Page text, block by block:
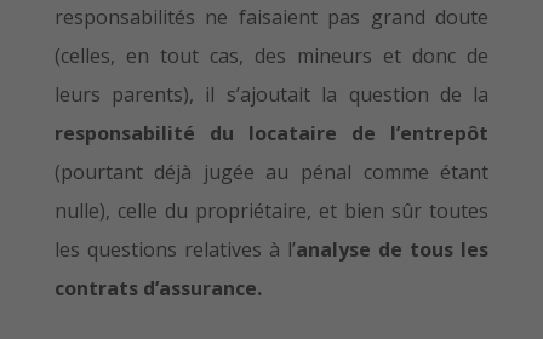
responsabilités ne faisaient pas grand doute
(celles, en tout cas, des mineurs et donc de
leurs parents), il s’ajoutait la question de la
responsabilité du locataire de l’entrepôt
(pourtant déjà jugée au pénal comme étant
nulle), celle du propriétaire, et bien sûr toutes
les questions relatives à l’analyse de tous les
contrats d’assurance.